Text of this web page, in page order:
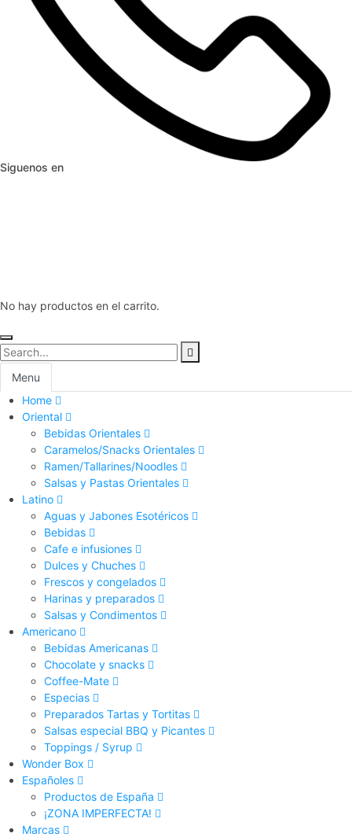
Siguenos en
No hay productos en el carrito.
Menu
Home
Oriental
Bebidas Orientales
Caramelos/Snacks Orientales
Ramen/Tallarines/Noodles
Salsas y Pastas Orientales
Latino
Aguas y Jabones Esotéricos
Bebidas
Cafe e infusiones
Dulces y Chuches
Frescos y congelados
Harinas y preparados
Salsas y Condimentos
Americano
Bebidas Americanas
Chocolate y snacks
Coffee-Mate
Especias
Preparados Tartas y Tortitas
Salsas especial BBQ y Picantes
Toppings / Syrup
Wonder Box
Españoles
Productos de España
¡ZONA IMPERFECTA!
Marcas